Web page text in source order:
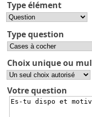
Type élément
Type question
Choix unique ou
Votre question